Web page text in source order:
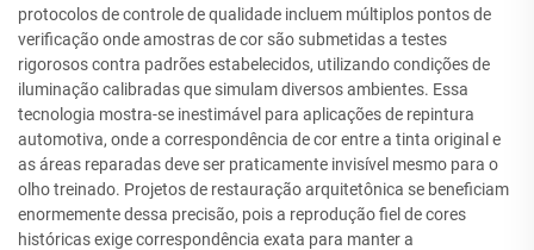
protocolos de controle de qualidade incluem múltiplos pontos de
verificação onde amostras de cor são submetidas a testes
rigorosos contra padrões estabelecidos, utilizando condições de
iluminação calibradas que simulam diversos ambientes. Essa
tecnologia mostra-se inestimável para aplicações de repintura
automotiva, onde a correspondência de cor entre a tinta original e
as áreas reparadas deve ser praticamente invisível mesmo para o
olho treinado. Projetos de restauração arquitetônica se beneficiam
enormemente dessa precisão, pois a reprodução fiel de cores
históricas exige correspondência exata para manter a